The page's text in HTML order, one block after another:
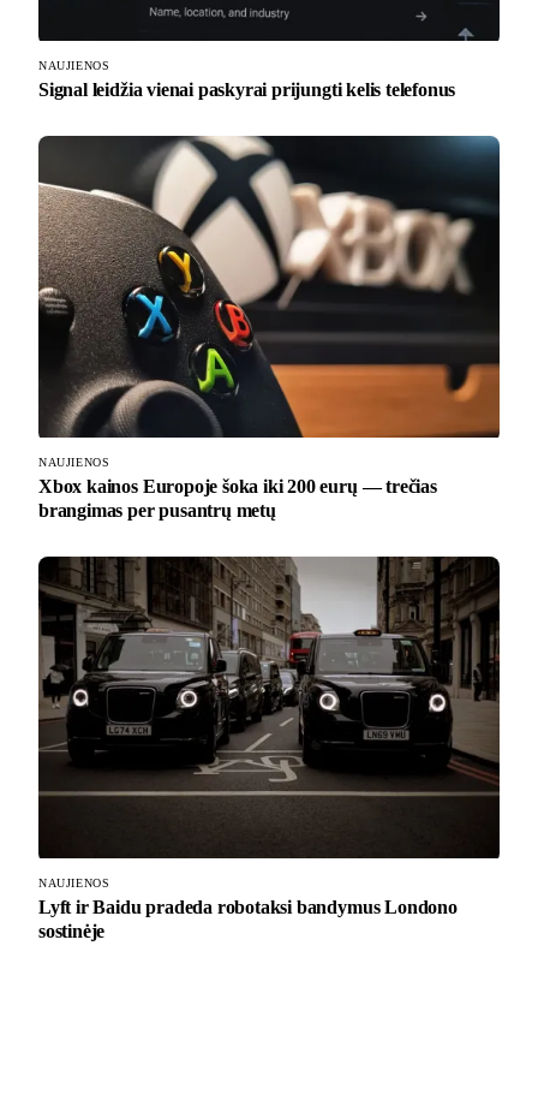
NAUJIENOS
Signal leidžia vienai paskyrai prijungti kelis telefonus
NAUJIENOS
Xbox kainos Europoje šoka iki 200 eurų — trečias
brangimas per pusantrų metų
NAUJIENOS
Lyft ir Baidu pradeda robotaksi bandymus Londono
sostinėje